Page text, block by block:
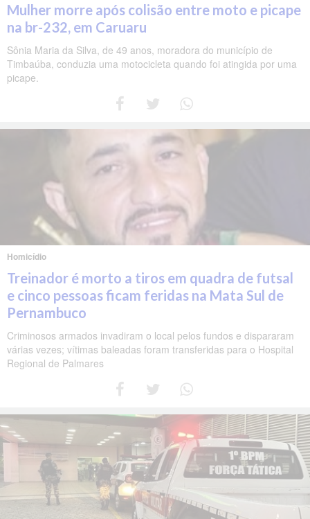
Mulher morre após colisão entre moto e picape
na br-232, em Caruaru
Sônia Maria da Silva, de 49 anos, moradora do município de
Timbaúba, conduzia uma motocicleta quando foi atingida por uma
picape.
Homicídio
Treinador é morto a tiros em quadra de futsal
e cinco pessoas ficam feridas na Mata Sul de
Pernambuco
Criminosos armados invadiram o local pelos fundos e dispararam
várias vezes; vítimas baleadas foram transferidas para o Hospital
Regional de Palmares